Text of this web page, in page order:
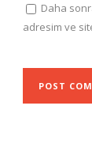
Daha
adresim ve